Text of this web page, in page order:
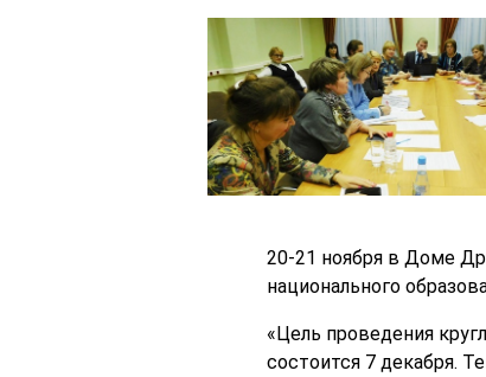
20-21 ноября в Доме
национального
«Цель проведения
состоится 7 декабря.